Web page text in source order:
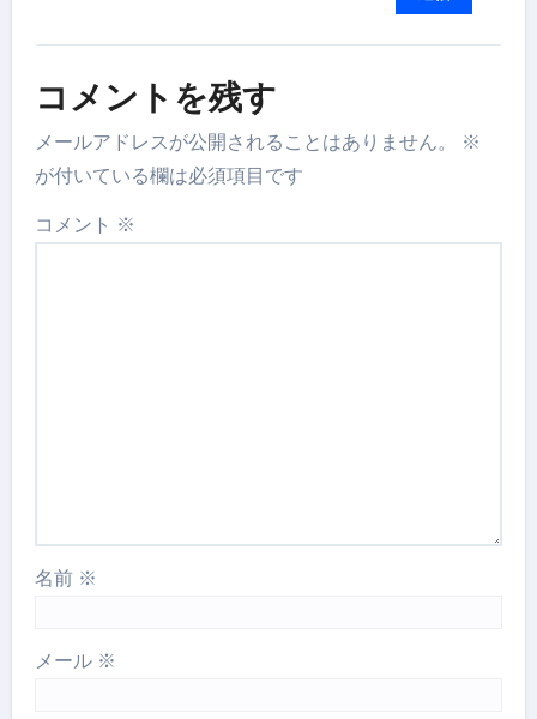
コメントを残す
メールアドレスが公開されることはありません。
※
が付いている欄は必須項目です
コメント ※
名前 ※
メール ※